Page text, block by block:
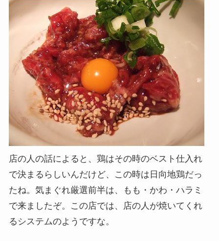
店の人の話によると、鶏はその時のベスト仕入れ
で決まるらしいんだけど、この時は日向地鶏だっ
たね。気まぐれ厳選前半は、もも・かわ・ハラミ
で来ましたぞ。この店では、店の人が焼いてくれ
るシステムのようですな。